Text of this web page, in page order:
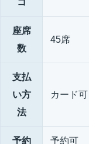
座席
数
45席
支払
い方
法
カード可
予約 予約可